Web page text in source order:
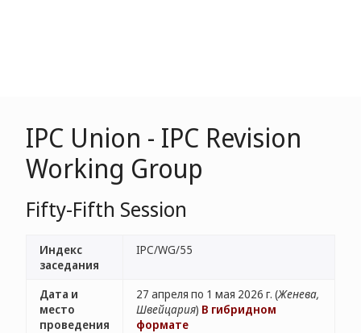
IPC Union - IPC Revision
Working Group
Fifty-Fifth Session
Индекс
заседания
IPC/WG/55
Дата и
место
проведения
27 апреля по 1 мая 2026 г. (Женева,
Швейцария) В гибридном
формате